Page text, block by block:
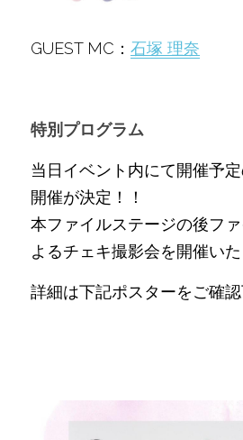
GUEST MC： 石塚 理奈
特別プログラム
当日イベント内にて開催予
開催が決定！！
本ファイルステージの後フ
よるチェキ撮影会を開催い
詳細は下記ポスターをご確認